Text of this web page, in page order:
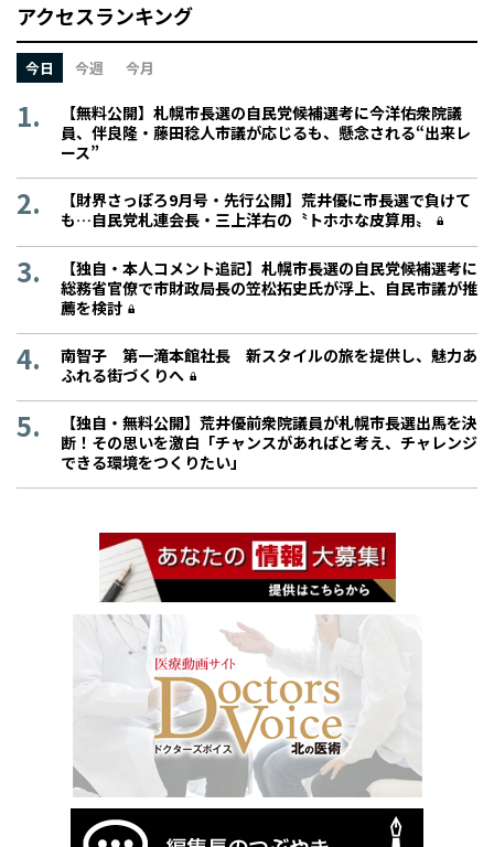
アクセスランキング
今日 今週 今月
【無料公開】札幌市長選の自民党候補選考に今洋佑衆院議
員、伴良隆・藤田稔人市議が応じるも、懸念される“出来レ
ース”
【財界さっぽろ9月号・先行公開】荒井優に市長選で負けて
も…自民党札連会長・三上洋右の〝トホホな皮算用〟
【独自・本人コメント追記】札幌市長選の自民党候補選考に
総務省官僚で市財政局長の笠松拓史氏が浮上、自民市議が推
薦を検討
南智子 第一滝本館社長 新スタイルの旅を提供し、魅力あ
ふれる街づくりへ
【独自・無料公開】荒井優前衆院議員が札幌市長選出馬を決
断！その思いを激白「チャンスがあればと考え、チャレンジ
できる環境をつくりたい」